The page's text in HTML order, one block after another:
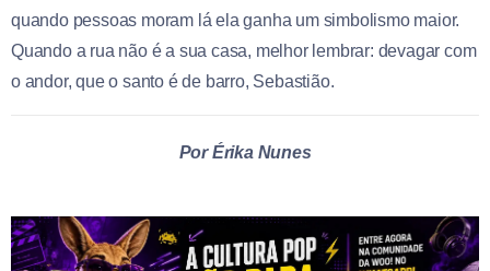
quando pessoas moram lá ela ganha um simbolismo maior.
Quando a rua não é a sua casa, melhor lembrar: devagar com
o andor, que o santo é de barro, Sebastião.
Por Érika Nunes